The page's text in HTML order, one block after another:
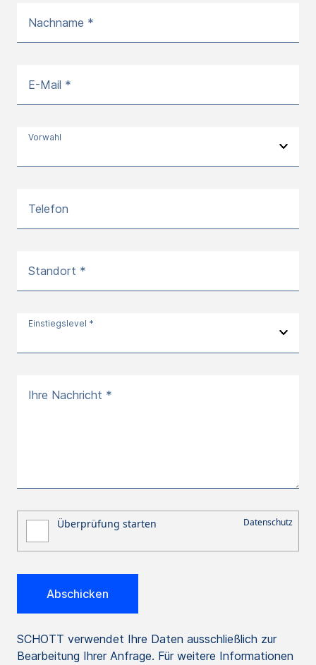
Nachname *
E-Mail *
Vorwahl
Telefon
Standort *
Einstiegslevel *
Ihre Nachricht *
SCHOTT verwendet Ihre Daten ausschließlich zur
Bearbeitung Ihrer Anfrage. Für weitere Informationen